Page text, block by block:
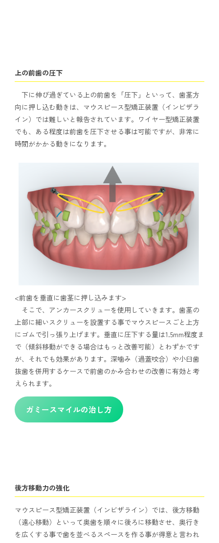
上の前歯の圧下
下に伸び過ぎている上の前歯を「圧下」といって、歯茎方
向に押し込む動きは、マウスピース型矯正装置（インビザラ
イン）では難しいと報告されています。ワイヤー型矯正装置
でも、ある程度は前歯を圧下させる事は可能ですが、非常に
時間がかかる動きになります。
<前歯を垂直に歯茎に押し込みます>
そこで、アンカースクリューを使用していきます。歯茎の
上部に細いスクリューを設置する事でマウスピースごと上方
にゴムで引っ張り上げます。垂直に圧下する量は1.5mm程度ま
で（傾斜移動ができる場合はもっと改善可能）とわずかです
が、それでも効果があります。深噛み（過蓋咬合）や小臼歯
抜歯を併用するケースで前歯のかみ合わせの改善に有効と考
えられます。
ガミースマイルの治し方
後方移動力の強化
マウスピース型矯正装置（インビザライン）では、後方移動
（遠心移動）といって奥歯を順々に後ろに移動させ、奥行き
を広くする事で歯を並べるスペースを作る事が得意と言われ